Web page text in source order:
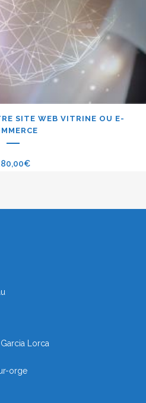
SITE WEB VITRINE OU E-
€
Lorca
orge